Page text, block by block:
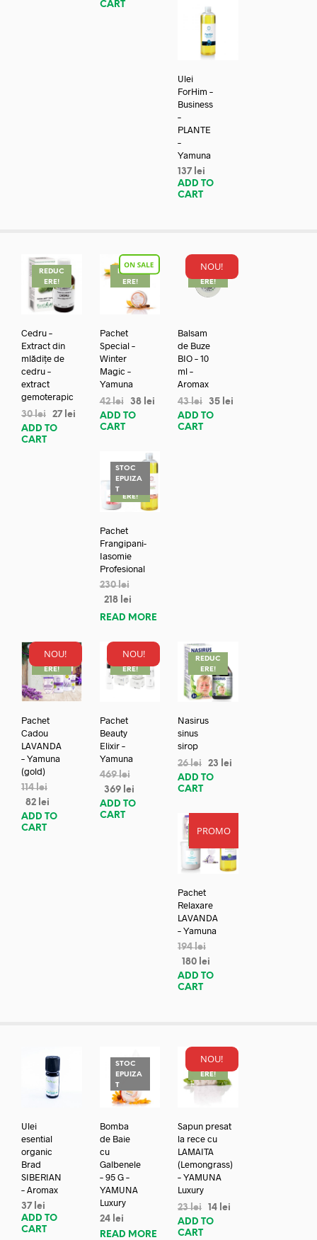
CART
Ulei
ForHim –
Business
–
PLANTE
–
Yamuna
137 lei
ADD TO
CART
REDUC
ERE!
Cedru –
Extract din
mlădițe de
cedru –
extract
gemoterapic
30lei 27 lei
ADD TO
CART
REDUC
ERE!
Pachet
Special –
Winter
Magic –
Yamuna
42lei 38 lei
ADD TO
CART
NOU!
REDUC
ERE!
Balsam
de Buze
BIO – 10
ml –
Aromax
43lei 35 lei
ADD TO
CART
STOC
EPUIZA
TREDUC
ERE!
Pachet
Frangipani-
Iasomie
Profesional
230lei
218 lei
READ MORE
NOU!
REDUC
ERE!
Pachet
Cadou
LAVANDA
– Yamuna
(gold)
114lei
82 lei
ADD TO
CART
NOU!
REDUC
ERE!
Pachet
Beauty
Elixir –
Yamuna
469lei
369 lei
ADD TO
CART
REDUC
ERE!
Nasirus
sinus
sirop
26lei 23
lei
ADD TO
CART
PROMO
REDUC
Pachet
Relaxare
LAVANDA
– Yamuna
194lei
180 lei
ADD TO
CART
Ulei
esential
organic
Brad
SIBERIAN
– Aromax
37 lei
ADD TO
CART
STOC
EPUIZA
T
Bomba
de Baie
cu
Galbenele
– 95 G –
YAMUNA
Luxury
24 lei
READ MORE
NOU!
REDUC
ERE!
Sapun presat
la rece cu
LAMAITA
(Lemongrass)
– YAMUNA
Luxury
23lei 14 lei
ADD TO
CART